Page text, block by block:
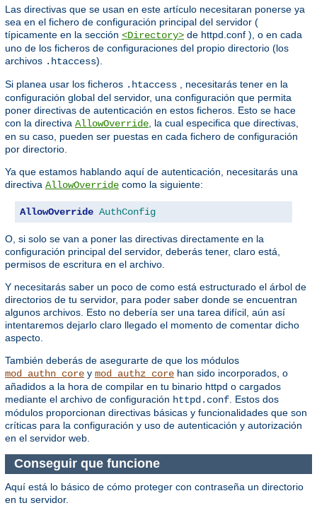
Las directivas que se usan en este artículo necesitaran ponerse ya
sea en el fichero de configuración principal del servidor (
típicamente en la sección <Directory> de httpd.conf ), o en cada
uno de los ficheros de configuraciones del propio directorio (los
archivos .htaccess).
Si planea usar los ficheros .htaccess , necesitarás tener en la
configuración global del servidor, una configuración que permita
poner directivas de autenticación en estos ficheros. Esto se hace
con la directiva AllowOverride , la cual especifica que directivas,
en su caso, pueden ser puestas en cada fichero de configuración
por directorio.
Ya que estamos hablando aquí de autenticación, necesitarás una
directiva AllowOverride como la siguiente:
AllowOverride AuthConfig
O, si solo se van a poner las directivas directamente en la
configuración principal del servidor, deberás tener, claro está,
permisos de escritura en el archivo.
Y necesitarás saber un poco de como está estructurado el árbol de
directorios de tu servidor, para poder saber donde se encuentran
algunos archivos. Esto no debería ser una tarea difícil, aún así
intentaremos dejarlo claro llegado el momento de comentar dicho
aspecto.
También deberás de asegurarte de que los módulos
mod_authn_core y mod_authz_core han sido incorporados, o
añadidos a la hora de compilar en tu binario httpd o cargados
mediante el archivo de configuración httpd.conf . Estos dos
módulos proporcionan directivas básicas y funcionalidades que son
críticas para la configuración y uso de autenticación y autorización
en el servidor web.
Conseguir que funcione
Aquí está lo básico de cómo proteger con contraseña un directorio
en tu servidor.